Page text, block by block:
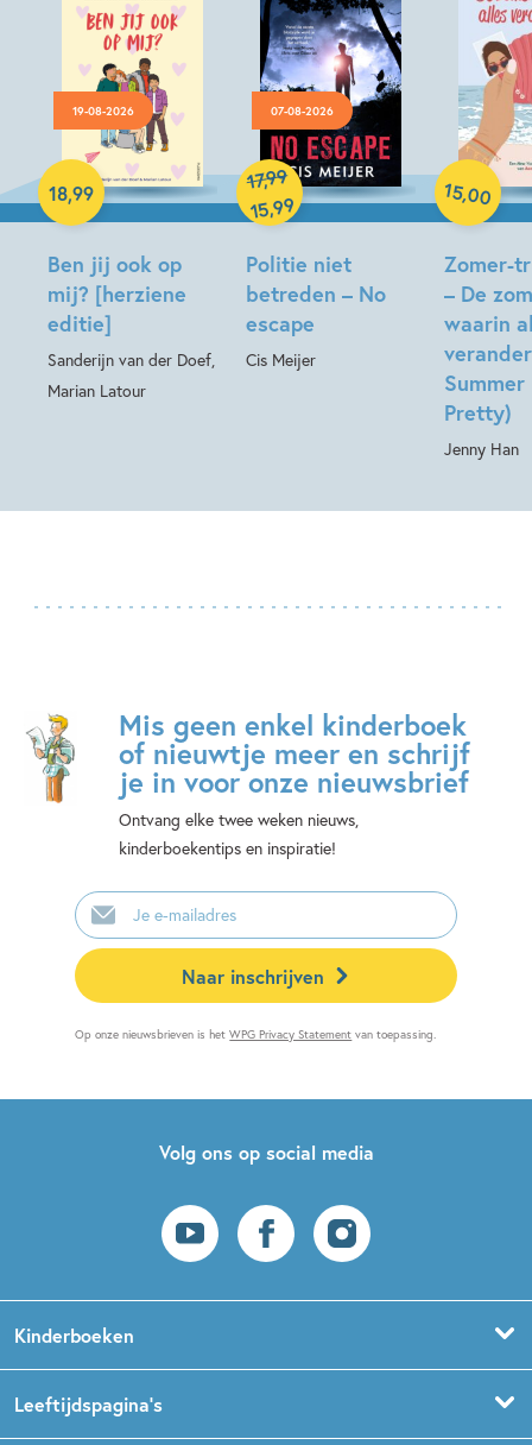
19-08-2026
Ben jij ook op
mij? [herziene
editie]
Sanderijn van der Doef,
Marian Latour
18,99
Hardcover
07-08-2026
Politie niet
betreden – No
escape
Cis Meijer
17,99
15,99
Hardcover
Zomer-
– De
waarin
Summer
Pretty)
Jenny Han
15,00
Paperback
Mis geen enkel kinderboek
of nieuwtje meer en schrijf
je in voor onze nieuwsbrief
Ontvang elke twee weken nieuws,
kinderboekentips en inspiratie!
E-
mailadres
Naar inschrijven
Op onze nieuwsbrieven is hetWPG Privacy Statement van toepassing.
Volg ons op social media
Kinderboeken
Prentenboeken
Leeftijdspagina’s